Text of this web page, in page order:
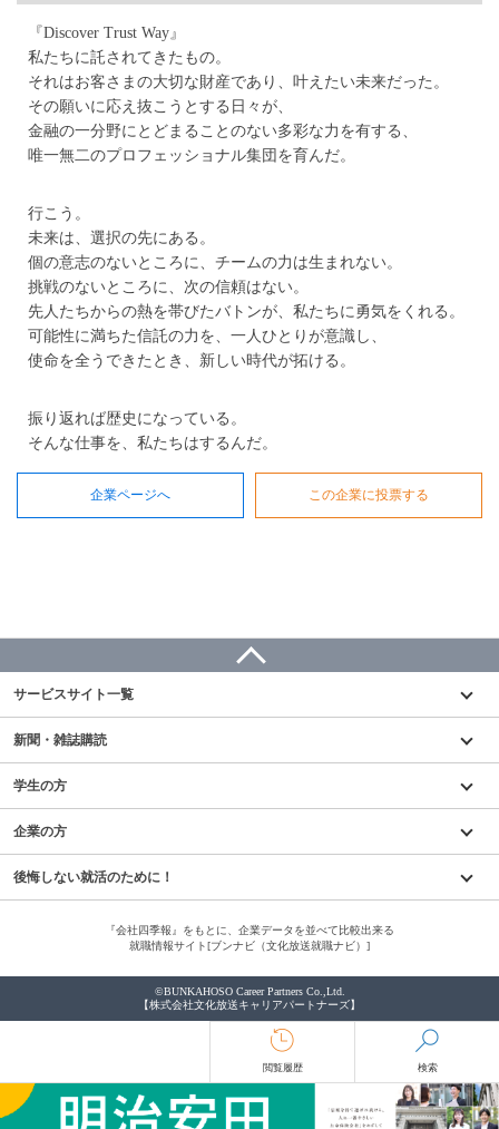
『Discover Trust Way』
私たちに託されてきたもの。
それはお客さまの大切な財産であり、叶えたい未来だった。
その願いに応え抜こうとする日々が、
金融の一分野にとどまることのない多彩な力を有する、
唯一無二のプロフェッショナル集団を育んだ。
行こう。
未来は、選択の先にある。
個の意志のないところに、チームの力は生まれない。
挑戦のないところに、次の信頼はない。
先人たちからの熱を帯びたバトンが、私たちに勇気をくれる。
可能性に満ちた信託の力を、一人ひとりが意識し、
使命を全うできたとき、新しい時代が拓ける。
振り返れば歴史になっている。
そんな仕事を、私たちはするんだ。
企業ページへ この企業に投票する
サービスサイト一覧
新聞・雑誌購読
学生の方
企業の方
後悔しない就活のために！
『会社四季報』をもとに、企業データを並べて比較出来る
就職情報サイト[ブンナビ（文化放送就職ナビ）]
検索
閲覧履歴
©BUNKAHOSO Career Partners Co.,Ltd.
【株式会社文化放送キャリアパートナーズ】